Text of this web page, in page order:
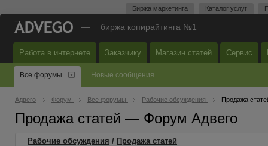
Биржа маркетинга Каталог услуг
— биржа копирайтинга №1
Работа в интернете Заказчику Магазин статей Сервис
Все форумы Новые сообщения
Адвего Форум Все форумы Рабочие обсуждения Продажа
Продажа статей — Форум Адвего
Рабочие обсуждения / Продажа статей